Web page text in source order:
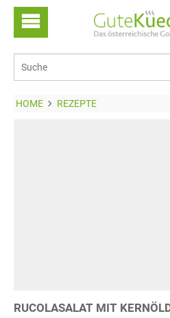
HOME REZEPTE
RUCOLASALAT MIT